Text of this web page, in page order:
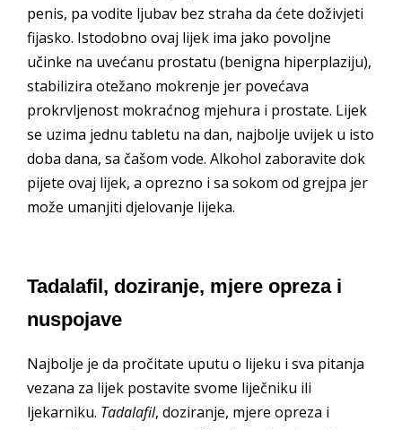
penis, pa vodite ljubav bez straha da ćete doživjeti
fijasko. Istodobno ovaj lijek ima jako povoljne
učinke na uvećanu prostatu (benigna hiperplaziju),
stabilizira otežano mokrenje jer povećava
prokrvljenost mokraćnog mjehura i prostate. Lijek
se uzima jednu tabletu na dan, najbolje uvijek u isto
doba dana, sa čašom vode. Alkohol zaboravite dok
pijete ovaj lijek, a oprezno i sa sokom od grejpa jer
može umanjiti djelovanje lijeka.
Tadalafil, doziranje, mjere opreza i
nuspojave
Najbolje je da pročitate uputu o lijeku i sva pitanja
vezana za lijek postavite svome liječniku ili
ljekarniku. Tadalafil, doziranje, mjere opreza i